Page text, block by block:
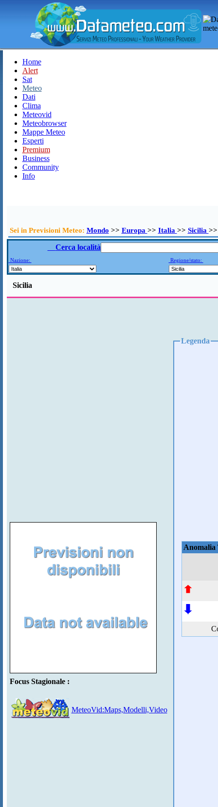
Home
Alert
Sat
Meteo
Dati
Clima
Meteovid
Meteobrowser
Mappe Meteo
Esperti
Premium
Business
Community
Info
Sei in Previsioni Meteo: Mondo >> Europa >> Italia >> Sicilia
Cerca località
Nazione: Regione/stato:
Sicilia
Focus Stagionale :
MeteoVid:Maps,Modelli,Video
Legenda
Anomalia